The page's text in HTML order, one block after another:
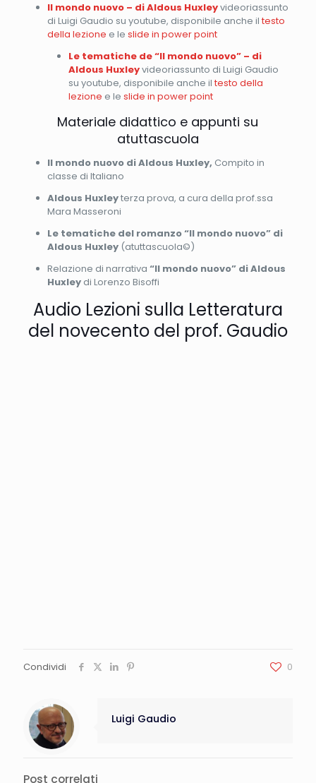
Il mondo nuovo – di Aldous Huxleyvideoriassunto
di Luigi Gaudio su youtube, disponibile anche il testo
della lezione e le slide in power point
Le tematiche de “Il mondo nuovo” – di
Aldous Huxleyvideoriassunto di Luigi Gaudio
su youtube, disponibile anche il testo della
lezione e le slide in power point
Materiale didattico e appunti su
atuttascuola
Il mondo nuovo di Aldous Huxley, Compito in
classe di Italiano
Aldous Huxleyterza prova, a cura della prof.ssa
Mara Masseroni
Le tematiche del romanzo “Il mondo nuovo” di
Aldous Huxley (atuttascuola©)
Relazione di narrativa “Il mondo nuovo” di Aldous
Huxleydi Lorenzo Bisoffi
Audio Lezioni sulla Letteratura
del novecento del prof. Gaudio
Condividi 0
Luigi Gaudio
Post correlati